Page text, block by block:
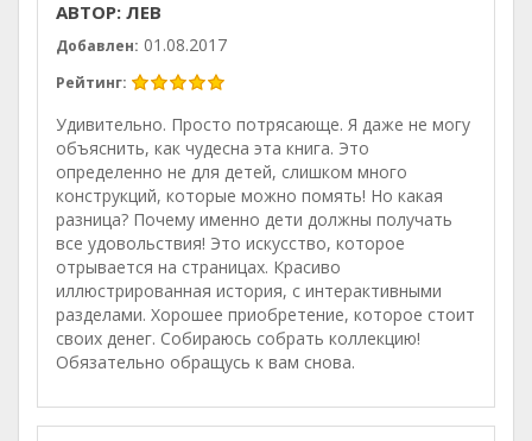
АВТОР: ЛЕВ
Добавлен: 01.08.2017
Рейтинг:
Удивительно. Просто потрясающе. Я даже не могу
объяснить, как чудесна эта книга. Это
определенно не для детей, слишком много
конструкций, которые можно помять! Но какая
разница? Почему именно дети должны получать
все удовольствия! Это искусство, которое
отрывается на страницах. Красиво
иллюстрированная история, с интерактивными
разделами. Хорошее приобретение, которое стоит
своих денег. Собираюсь собрать коллекцию!
Обязательно обращусь к вам снова.